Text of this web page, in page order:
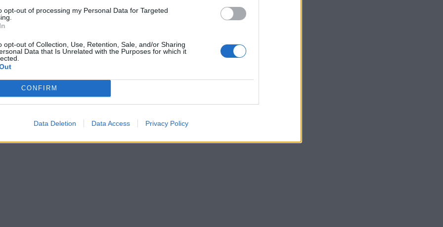
opt-out of processing my Personal Data for Targeted
opt-out of Collection, Use, Retention, Sale, and/or Sharing
Data that Is Unrelated with the Purposes for which it
CONFIRM
Data Deletion Data Access Privacy Policy
kondycji człowieka przez Czesława Miłosza.
poetyckie intuicje z lapidarnie ujętymi,
filozoficzny namysł. Jest szarpany, wersy są
jedynie zarysowując swoje spostrzeżenia i